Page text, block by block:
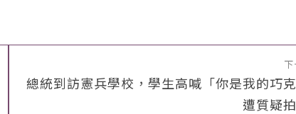
總統到訪憲兵學校，學生高喊「你是我的巧克
遭質疑